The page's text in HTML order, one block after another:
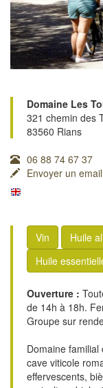
Domaine Les
321 chemin des
83560 Rians
06 88 74 67 37
Envoyer un email
Vin Huile
Huile
Ouverture :
de 14h à 18h.
Groupe sur
Domaine
cave viticole
effervescents,